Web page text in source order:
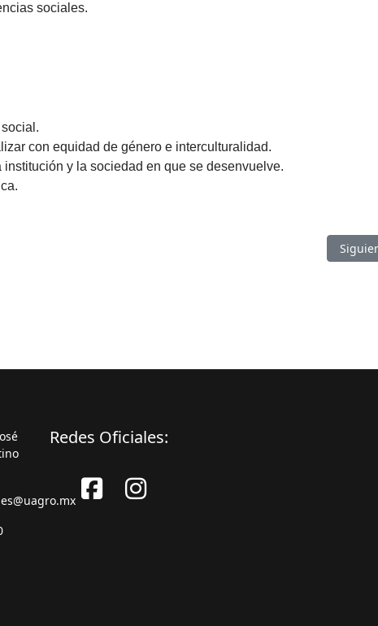
sociales.
con equidad de género e interculturalidad.
y la sociedad en que se desenvuelve.
Redes Oficiales: